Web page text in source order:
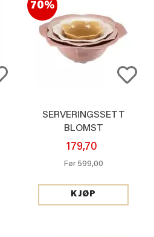
70%
SERVERINGSSETT
BLOMST
179,70
Før 599,00
KJØP